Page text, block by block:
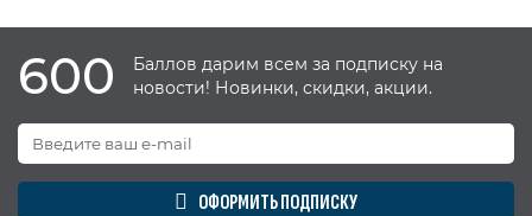
600
Баллов дарим всем за подписку на
новости! Новинки, скидки, акции.
ОФОРМИТЬ ПОДПИСКУ